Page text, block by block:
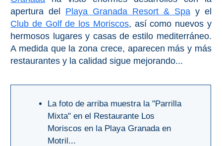
Pitres
Trevélez
PUEBLOS
Grazalema
Zahara de la
apertura del Playa Granada Resort & Spay el
Club de Golf de los Moriscos, así como nuevos y
hermosos lugares y casas de estilo mediterráneo.
A medida que la zona crece, aparecen más y más
restaurantes y la calidad sigue mejorando...
La foto de arriba muestra la "Parrilla
Mixta" en el Restaurante Los
Moriscos en la Playa Granada en
Motril...